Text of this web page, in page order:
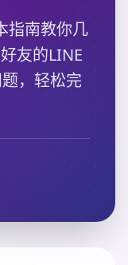
指南教你几
友的LINE
，轻松完